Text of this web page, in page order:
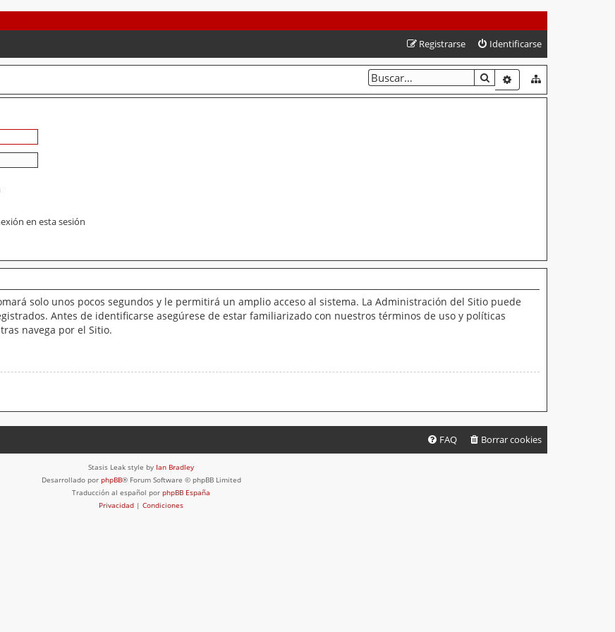
Identificarse
Registrarse
BUSCARBÚSQUEDA
en esta sesión
solo unos pocos segundos y le permitirá un amplio acceso al sistema. La Administración del Sitio puede
Antes de identificarse asegúrese de estar familiarizado con nuestros términos de uso y políticas
navega por el Sitio.
Borrar cookies
FAQ
Stasis Leak style by Ian Bradley
Desarrollado por phpBB® Forum Software © phpBB Limited
Traducción al español por phpBB España
Privacidad | Condiciones